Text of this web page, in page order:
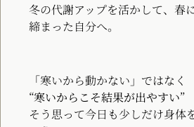
冬の代謝アップを活かして、春
締まった自分へ。
「寒いから動かない」ではなく
“寒いからこそ結果が出やすい”
そう思って今日も少しだけ身体